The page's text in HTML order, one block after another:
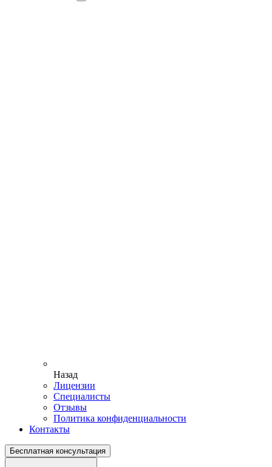
Назад
Лицензии
Специалисты
Отзывы
Политика конфиденциальности
Контакты
Бесплатная консультация